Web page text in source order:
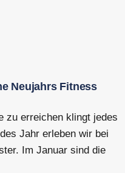
Neujahrs Fitness
zu erreichen klingt jedes
Jahr erleben wir bei
Im Januar sind die